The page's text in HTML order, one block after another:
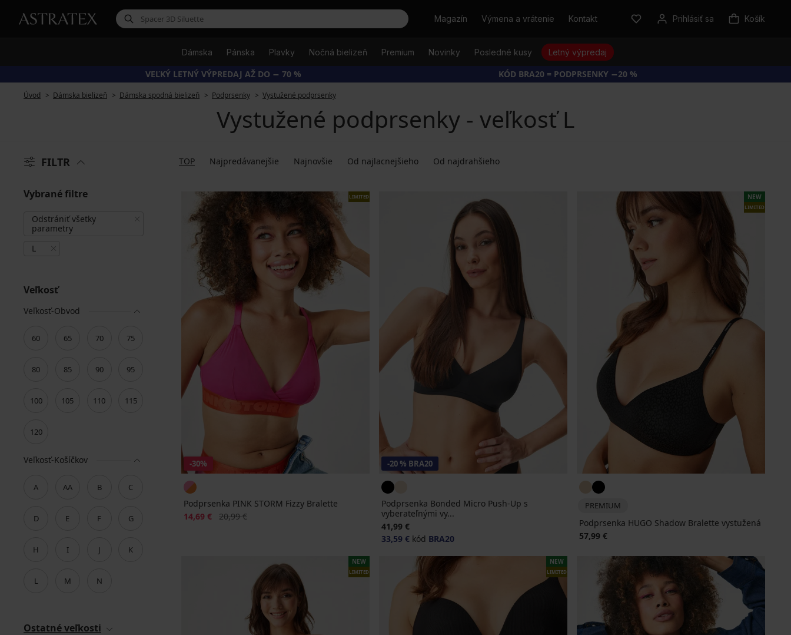
HľadaťMagazín Výmena a vrátenie Kontakt Prihlásiť sa Košík
Dámska Pánska Plavky Nočná bielizeň Premium Novinky Posledné kusy Letný výpredaj
VEĽKÝ LETNÝ VÝPREDAJ AŽ DO − 70 % KÓD BRA20 = PODPRSENKY −20 %
Úvod Dámska bielizeň Dámska spodná bielizeň Podprsenky Vystužené podprsenky
Vystužené podprsenky - veľkosť L
FILTR TOP Najpredávanejšie Najnovšie Od najlacnejšieho Od najdrahšieho
Vybrané filtre
Odstrániť všetky
parametry
L
Veľkosť
Veľkosť-Obvod
60 65 70 75
80 85 90 95
100 105 110 115
120
Veľkosť-Košíčkov
A AA B C
D E F G
H I J K
L M N
Ostatné veľkosti
LIMITED
-30%
Podprsenka PINK STORM Fizzy Bralette
Zľava
14,69 € Pôvodná cena
20,99 €
-20 % BRA20
Podprsenka Bonded Micro Push-Up s
vyberateľnými vy...
41,99 €
33,59 €kód BRA20
NEW
LIMITED
PREMIUM
Podprsenka HUGO Shadow Bralette vystužená
57,99 €
NEW
LIMITED
NEW
LIMITED